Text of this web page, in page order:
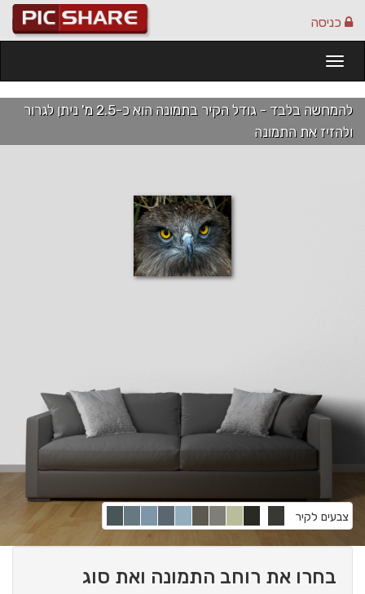
כניסה
להמחשה בלבד - גודל הקיר בתמונה הוא כ-2.5 מ' ניתן לגרור
ולהזיז את התמונה
צבעים לקיר
בחרו את רוחב התמונה ואת סוג